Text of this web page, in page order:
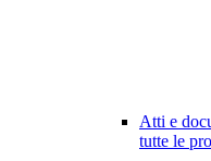
Atti e
tutte le